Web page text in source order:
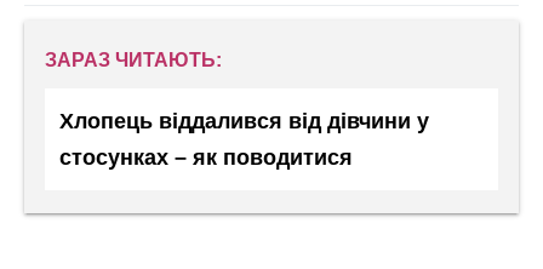
ЗАРАЗ ЧИТАЮТЬ:
Хлопець віддалився від дівчини у
стосунках – як поводитися